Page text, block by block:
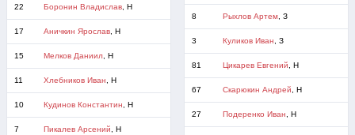
22 Боронин Владислав, Н
17 Аничкин Ярослав, Н
15 Мелков Даниил, Н
11 Хлебников Иван , Н
10 Кудинов Константин , Н
7 Пикалев Арсений , Н
8 Рыхлов Артем, З
3 Куликов Иван , З
81 Цикарев Евгений , Н
67 Скарюкин Андрей , Н
27 Подеренко Иван , Н